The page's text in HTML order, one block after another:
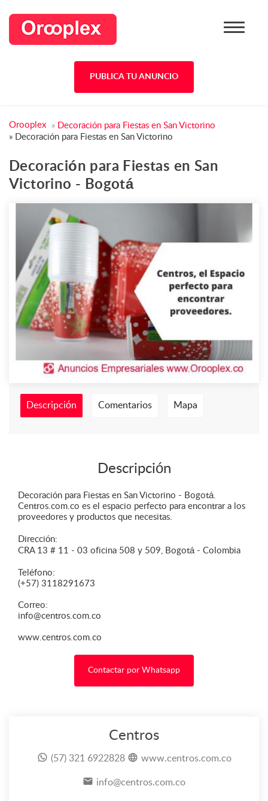
PUBLICA TU ANUNCIO
Orooplex » Decoración para Fiestas en San Victorino
» Decoración para Fiestas en San Victorino
Decoración para Fiestas en San
Victorino - Bogotá
Descripción Comentarios Mapa
Descripción
Decoración para Fiestas en San Victorino - Bogotá.
Centros.com.co es el espacio perfecto para encontrar a los
proveedores y productos que necesitas.
Dirección:
CRA 13 # 11 - 03 oficina 508 y 509, Bogotá - Colombia
Teléfono:
(+57) 3118291673
Correo:
info@centros.com.co
www.centros.com.co
Contactar por Whatsapp
Centros
(57) 321 6922828 www.centros.com.co
info@centros.com.co